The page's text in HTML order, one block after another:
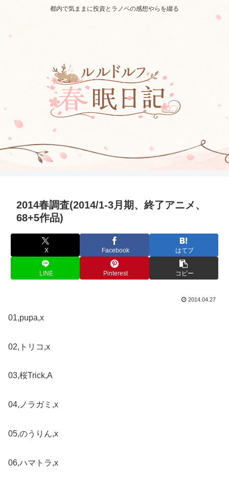
都内で気ままに投資とラノベの感想やらを綴る
2014春調査(2014/1-3月期、終了アニメ、
68+5作品)
X Facebook はてブ
LINE Pinterest コピー
2014.04.27
01,pupa,x
02,トリコ,x
03,桜Trick,A
04,ノラガミ,x
05,のうりん,x
06,ハマトラ,x